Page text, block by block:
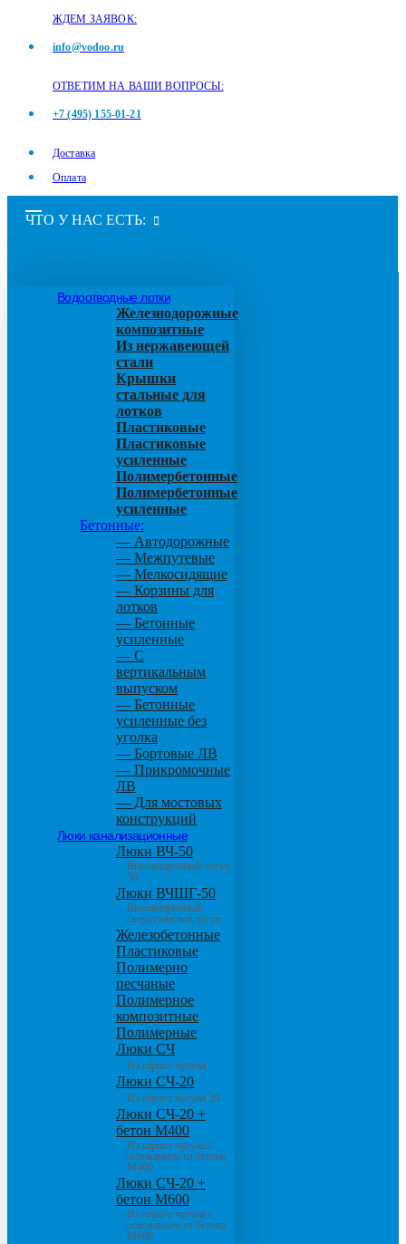
ЖДЕМ ЗАЯВОК:
info@vodoo.ru
ОТВЕТИМ НА ВАШИ ВОПРОСЫ:
+7 (495) 155-01-21
Доставка
Оплата
ЧТО У НАС ЕСТЬ:
Водоотводные лотки
Железнодорожные
композитные
Из нержавеющей
стали
Крышки
стальные для
лотков
Пластиковые
Пластиковые
усиленные
Полимербетонные
Полимербетонные
усиленные
Бетонные:
— Автодорожные
— Межпутевые
— Мелкосидящие
— Корзины для
лотков
— Бетонные
усиленные
— С
вертикальным
выпуском
— Бетонные
усиленные без
уголка
— Бортовые ЛВ
— Прикромочные
ЛВ
— Для мостовых
конструкций
Люки канализационные
Люки ВЧ-50
Высокопрочный чугун
50
Люки ВЧШГ-50
Высокопрочный
сверхтяжелый чугун
Железобетонные
Пластиковые
Полимерно
песчаные
Полимерное
композитные
Полимерные
Люки СЧ
Из серого чугуна
Люки СЧ-20
Из серого чугуна 20
Люки СЧ-20 +
бетон М400
Из серого чугуна с
основанием из бетона
М400
Люки СЧ-20 +
бетон М600
Из серого чугуна с
основанием из бетона
М600